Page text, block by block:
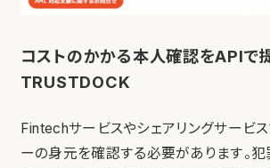
コストのかかる本人確認をAPIで
TRUSTDOCK
Fintechサービスやシェアリングサービ
ーの身元を確認する必要があります。